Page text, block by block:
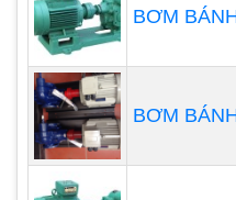
BƠM
BƠM